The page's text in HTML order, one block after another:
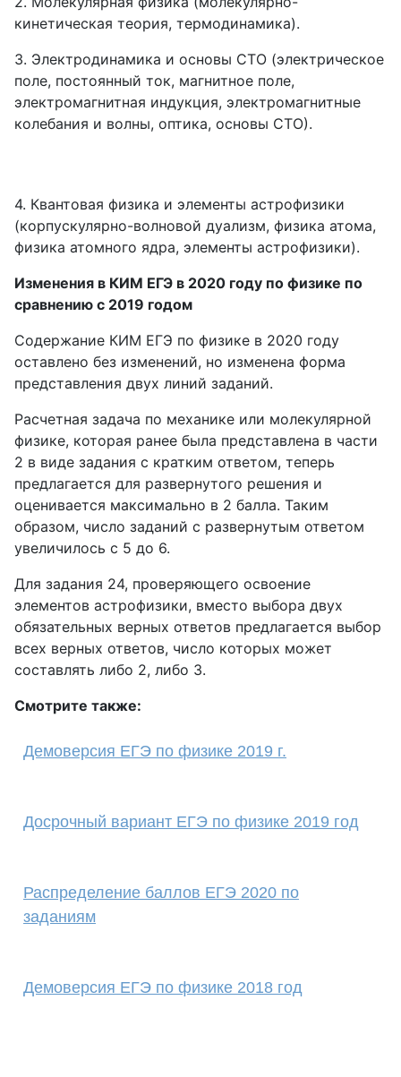
кинетическая теория, термодинамика).
3. Электродинамика и основы СТО (электрическое
поле, постоянный ток, магнитное поле,
электромагнитная индукция, электромагнитные
колебания и волны, оптика, основы СТО).
4. Квантовая физика и элементы астрофизики
(корпускулярно-волновой дуализм, физика атома,
физика атомного ядра, элементы астрофизики).
Изменения в КИМ ЕГЭ в 2020 году по физике по
сравнению с 2019 годом
Содержание КИМ ЕГЭ по физике в 2020 году
оставлено без изменений, но изменена форма
представления двух линий заданий.
Расчетная задача по механике или молекулярной
физике, которая ранее была представлена в части
2 в виде задания с кратким ответом, теперь
предлагается для развернутого решения и
оценивается максимально в 2 балла. Таким
образом, число заданий с развернутым ответом
увеличилось с 5 до 6.
Для задания 24, проверяющего освоение
элементов астрофизики, вместо выбора двух
обязательных верных ответов предлагается выбор
всех верных ответов, число которых может
составлять либо 2, либо 3.
Смотрите также:
Демоверсия ЕГЭ по физике 2019 г.
Досрочный вариант ЕГЭ по физике 2019 год
Распределение баллов ЕГЭ 2020 по
заданиям
Демоверсия ЕГЭ по физике 2018 год